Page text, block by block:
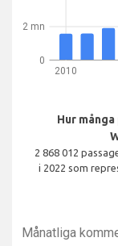
2010
0
2 mn
Hur
2 868 012
i 2022 som
Månatliga